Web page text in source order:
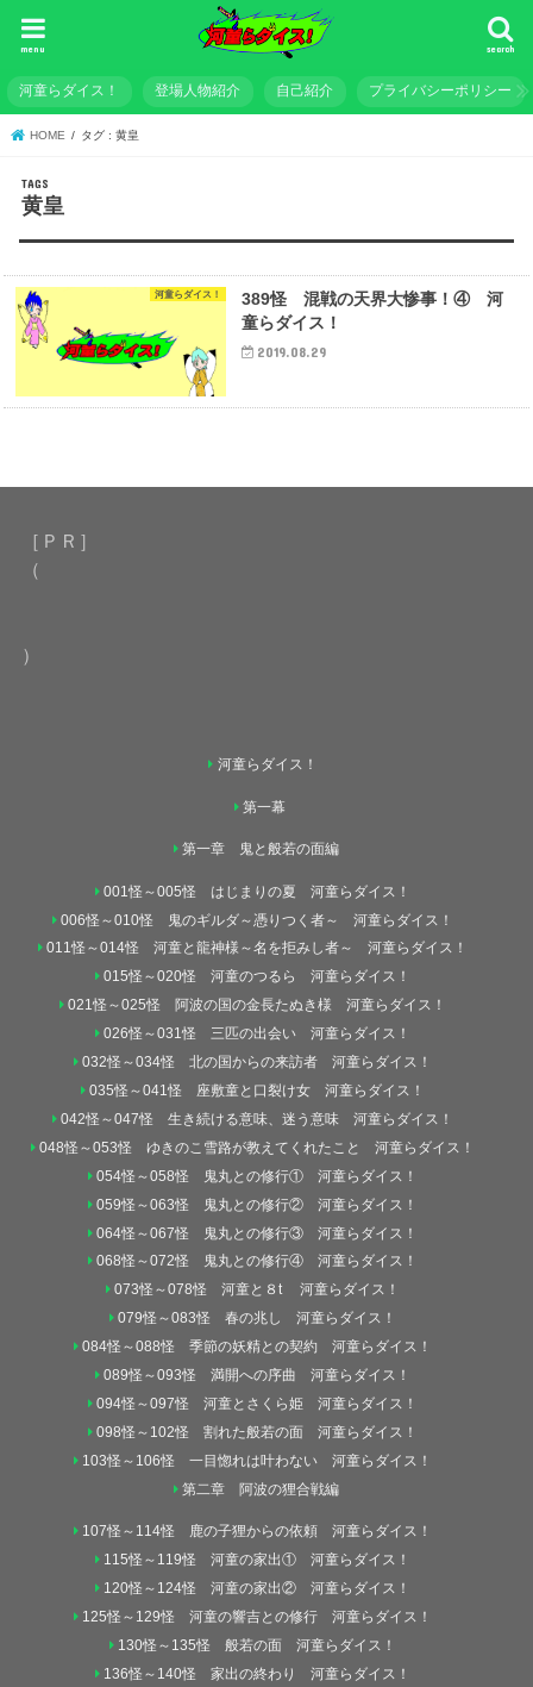
search
menu
河童らダイス！ 登場人物紹介 自己紹介 プライバシーポリシー
HOME タグ : 黄皇
黄皇
河童らダイス！
389怪 混戦の天界大惨事！④ 河
童らダイス！
2019.08.29
［ＰＲ］
（
）
河童らダイス！
第一幕
第一章 鬼と般若の面編
001怪～005怪 はじまりの夏 河童らダイス！
006怪～010怪 鬼のギルダ～憑りつく者～ 河童らダイス！
011怪～014怪 河童と龍神様～名を拒みし者～ 河童らダイス！
015怪～020怪 河童のつるら 河童らダイス！
021怪～025怪 阿波の国の金長たぬき様 河童らダイス！
026怪～031怪 三匹の出会い 河童らダイス！
032怪～034怪 北の国からの来訪者 河童らダイス！
035怪～041怪 座敷童と口裂け女 河童らダイス！
042怪～047怪 生き続ける意味、迷う意味 河童らダイス！
048怪～053怪 ゆきのこ雪路が教えてくれたこと 河童らダイス！
054怪～058怪 鬼丸との修行① 河童らダイス！
059怪～063怪 鬼丸との修行② 河童らダイス！
064怪～067怪 鬼丸との修行③ 河童らダイス！
068怪～072怪 鬼丸との修行④ 河童らダイス！
073怪～078怪 河童と８t 河童らダイス！
079怪～083怪 春の兆し 河童らダイス！
084怪～088怪 季節の妖精との契約 河童らダイス！
089怪～093怪 満開への序曲 河童らダイス！
094怪～097怪 河童とさくら姫 河童らダイス！
098怪～102怪 割れた般若の面 河童らダイス！
103怪～106怪 一目惚れは叶わない 河童らダイス！
第二章 阿波の狸合戦編
107怪～114怪 鹿の子狸からの依頼 河童らダイス！
115怪～119怪 河童の家出① 河童らダイス！
120怪～124怪 河童の家出② 河童らダイス！
125怪～129怪 河童の響吉との修行 河童らダイス！
130怪～135怪 般若の面 河童らダイス！
136怪～140怪 家出の終わり 河童らダイス！